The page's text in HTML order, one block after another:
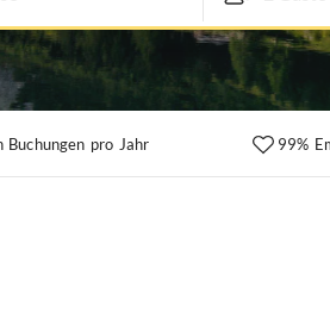
Buchungen pro Jahr 99%